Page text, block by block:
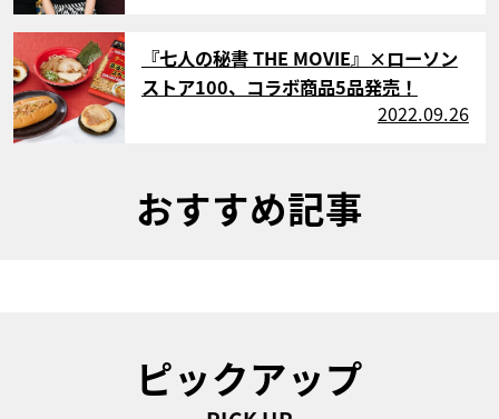
サムネイル
『七人の秘書 THE MOVIE』×ローソン
ストア100、コラボ商品5品発売！
2022.09.26
おすすめ記事
ピックアップ